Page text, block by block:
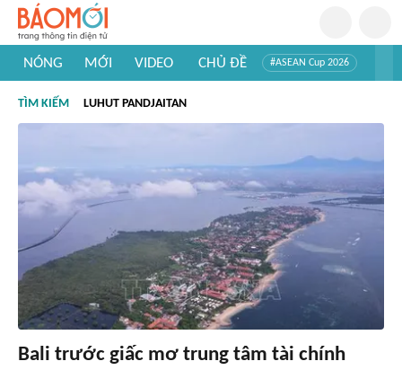
NÓNG MỚI VIDEO CHỦ ĐỀ #ASEAN Cup 2026
#Khám phá thế giới
TÌM KIẾM LUHUT PANDJAITAN
Bali trước giấc mơ trung tâm tài chính